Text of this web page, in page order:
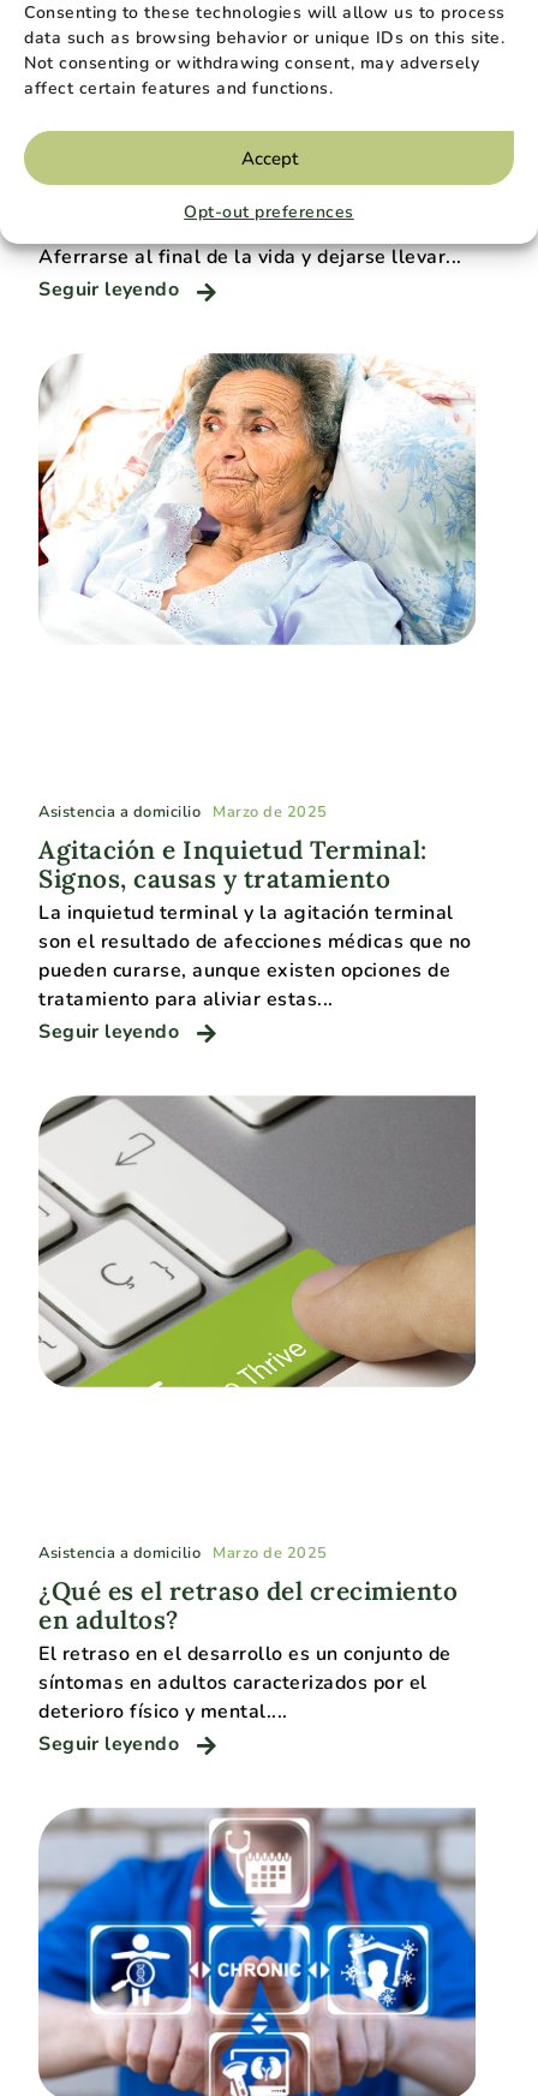
Consenting to these technologies will allow us to process
data such as browsing behavior or unique IDs on this site.
Not consenting or withdrawing consent, may adversely
affect certain features and functions.
Accept
Opt-out preferences
Marzo de 2025
Aferrarse al final de la vida y
dejarse llevar
Aferrarse al final de la vida y dejarse llevar...
Seguir leyendo
Asistencia a domicilio Marzo de 2025
Agitación e Inquietud Terminal:
Signos, causas y tratamiento
La inquietud terminal y la agitación terminal
son el resultado de afecciones médicas que no
pueden curarse, aunque existen opciones de
tratamiento para aliviar estas...
Seguir leyendo
Asistencia a domicilio Marzo de 2025
¿Qué es el retraso del crecimiento
en adultos?
El retraso en el desarrollo es un conjunto de
síntomas en adultos caracterizados por el
deterioro físico y mental....
Seguir leyendo